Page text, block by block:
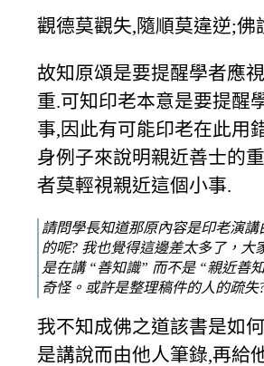
觀德莫觀失,隨順莫違逆;佛
故知原頌是要提醒學者應
重.可知印老本意是要提醒
事,因此有可能印老在此用
身例子來說明親近善士的
者莫輕視親近這個小事.
請問學長知道那原內容是印老演
的呢? 我也覺得這邊差太多了，大
是在講 “善知識” 而不是 “親近善
奇怪。或許是整理稿件的人的疏
我不知成佛之道該書是如
是講說而由他人筆錄,再給